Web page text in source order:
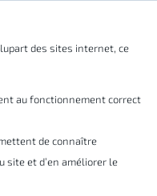
des sites internet, ce
au fonctionnement correct
de connaître
site et d’en améliorer le
newsletters
Order'
de
utilisent encore
par affaire"